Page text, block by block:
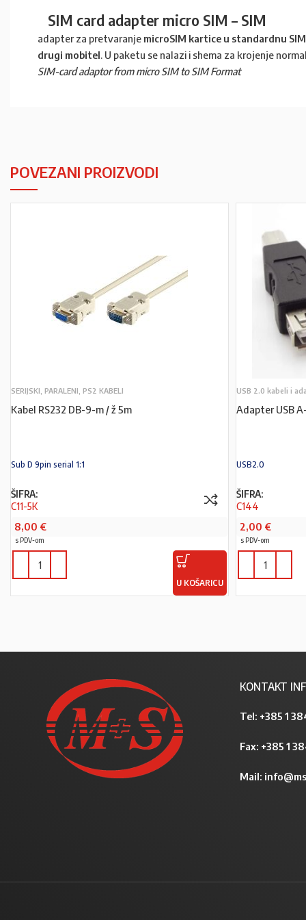
SIM card adapter micro SIM – SIM
adapter za pretvaranje microSIM kartice u standardnu
drugi mobitel. U paketu se nalazi i shema za krojenje
SIM-card adaptor from micro SIM to SIM Format
POVEZANI PROIZVODI
SERIJSKI, PARALENI, PS2 KABELI
Kabel RS232 DB-9-m / ž 5m
Sub D 9pin serial 1:1
ŠIFRA:
C11-5K
8,00 €
s PDV-om
U KOŠARICU
USB 2.0 kabeli i
Adapter USB
USB2.0
ŠIFRA:
C144
2,00 €
s PDV-om
KONTAKT
Tel: +385 1
Fax: +385 1
Mail: